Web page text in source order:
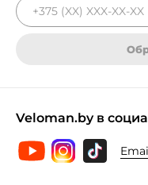
Veloman.by в